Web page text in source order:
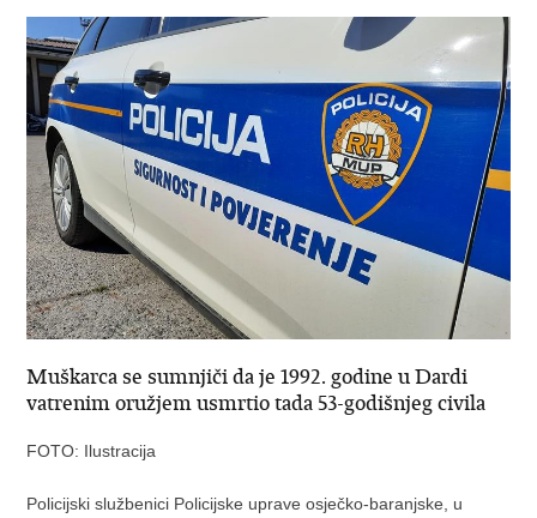
Muškarca se sumnjiči da je 1992. godine u Dardi
vatrenim oružjem usmrtio tada 53-godišnjeg civila
FOTO: Ilustracija
Policijski službenici Policijske uprave osječko-baranjske, u